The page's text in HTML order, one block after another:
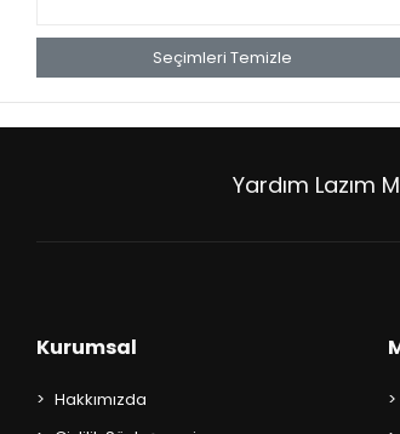
Seçimleri Temizle
Yardım Lazım
Kurumsal
Hakkımızda